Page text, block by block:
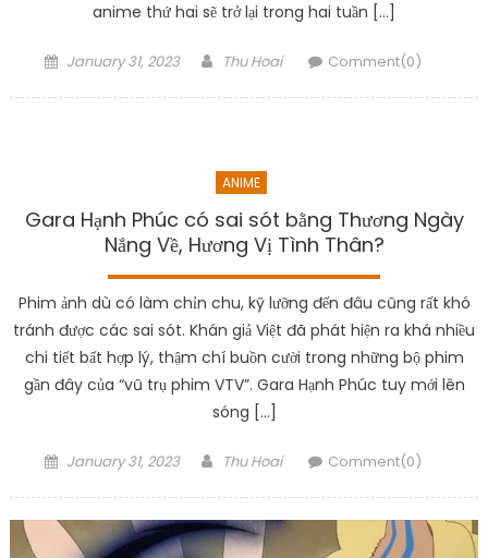
anime thứ hai sẽ trở lại trong hai tuần […]
Posted
January 31, 2023 Author
Thu Hoai Comment(0)
ANIME
Gara Hạnh Phúc có sai sót bằng Thương Ngày
Nắng Về, Hương Vị Tình Thân?
Phim ảnh dù có làm chỉn chu, kỹ lưỡng đến đâu cũng rất khó
tránh được các sai sót. Khán giả Việt đã phát hiện ra khá nhiều
chi tiết bất hợp lý, thậm chí buồn cười trong những bộ phim
gần đây của “vũ trụ phim VTV”. Gara Hạnh Phúc tuy mới lên
sóng […]
Posted
January 31, 2023 Author
Thu Hoai Comment(0)